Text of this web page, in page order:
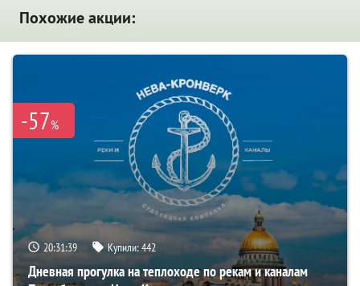
Похожие акции:
-57%
20:31:37 Купили:442
Дневная прогулка на теплоходе по рекам и каналам